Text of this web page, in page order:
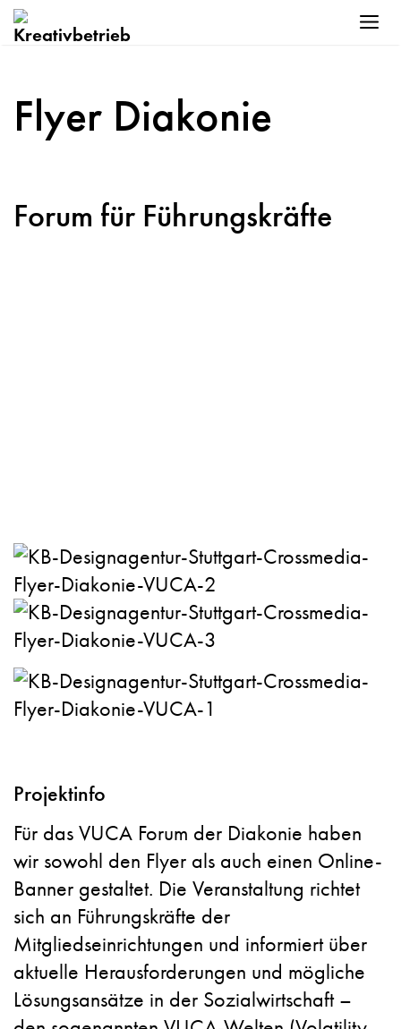
Zum
Inhalt
Flyer Diakonie
Forum für Führungskräfte
Projektinfo
Für das VUCA Forum der Diakonie haben
wir sowohl den Flyer als auch einen Online-
Banner gestaltet. Die Veranstaltung richtet
sich an Führungskräfte der
Mitgliedseinrichtungen und informiert über
aktuelle Herausforderungen und mögliche
Lösungsansätze in der Sozialwirtschaft –